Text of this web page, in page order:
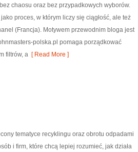
chaosu oraz bez przypadkowych wyborów.
proces, w którym liczy się ciągłość, ale też
(Francja). Motywem przewodnim bloga jest
polska.pl pomaga porządkować
filtrów, a [ Read More ]
tematyce recyklingu oraz obrotu odpadami
i firm, które chcą lepiej rozumieć, jak działa